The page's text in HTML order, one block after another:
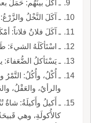
ـ آكَلَ بينَهُم: حَمَلَ
ـ آكَلَ النَّخْلُ
ـ آكَلَ فلانٌ فلاناً:
ـ اسْتَأكَلَهُ الشيءَ:
ـ يَسْتَأكلُ الضُّعَفاءَ:
ـ أُكْلُ، وأُكُلُ: التَّمْرُ
والرأيُ، والعَقْلُ،
ـ أَكيلُ وأَكيلَةُ: شاةٌ
كالأُكولَةِ، وهي